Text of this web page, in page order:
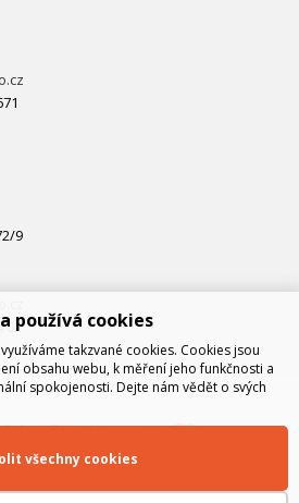
9
02používá cookies
takzvané cookies. Cookies jsou
obsahu webu, k měření jeho funkčnosti a
spokojenosti. Dejte nám vědět o svých
všechny cookies